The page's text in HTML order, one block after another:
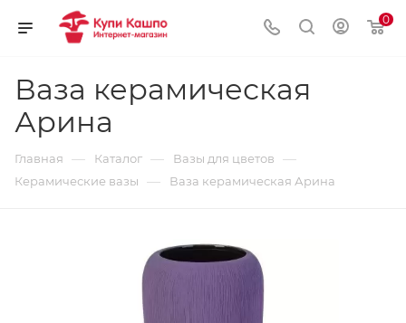
0
Ваза керамическая
Арина
Главная — Каталог — Вазы для цветов —
Керамические вазы — Ваза керамическая Арина